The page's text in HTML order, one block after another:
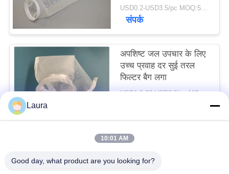
अनुरोध
करें
साइटमैप
PRIVACY
POLICY
USD0.2-USD3.5/pc MOQ:500PCS
संपर्क
अपशिष्ट जल उपचार के लिए
उच्च प्रवाह दर सुई तरल
फिल्टर बैग लगा
USD1.2.00-USD8.5/pc MOQ:100PCS
लोकप्रिय श्रेणियां
Laura
10:01 AM
Good day, what product are you looking for?